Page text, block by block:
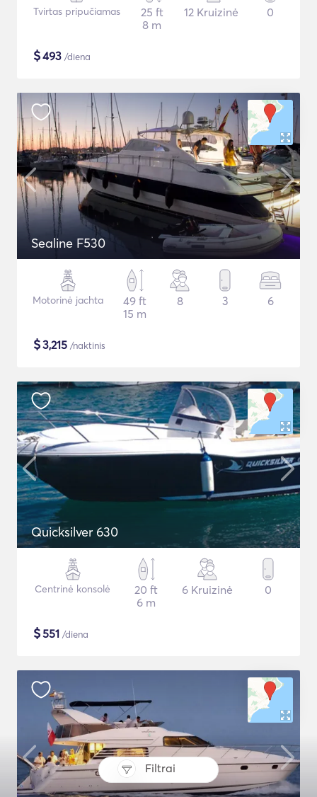
Filtrai
Tvirtas pripučiamas
25 ft
8 m
12 Kruizinė 0
$493 /diena
Sealine F530
Motorinė jachta
49 ft
15 m
8 3 6
$3,215 /naktinis
Quicksilver 630
Centrinė konsolė
20 ft
6 m
6 Kruizinė 0
$551 /diena